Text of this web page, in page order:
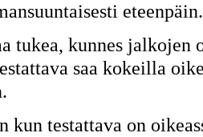
eteenpäin.
tukea, kunnes jalkojen
saa kokeilla
kun testattava on